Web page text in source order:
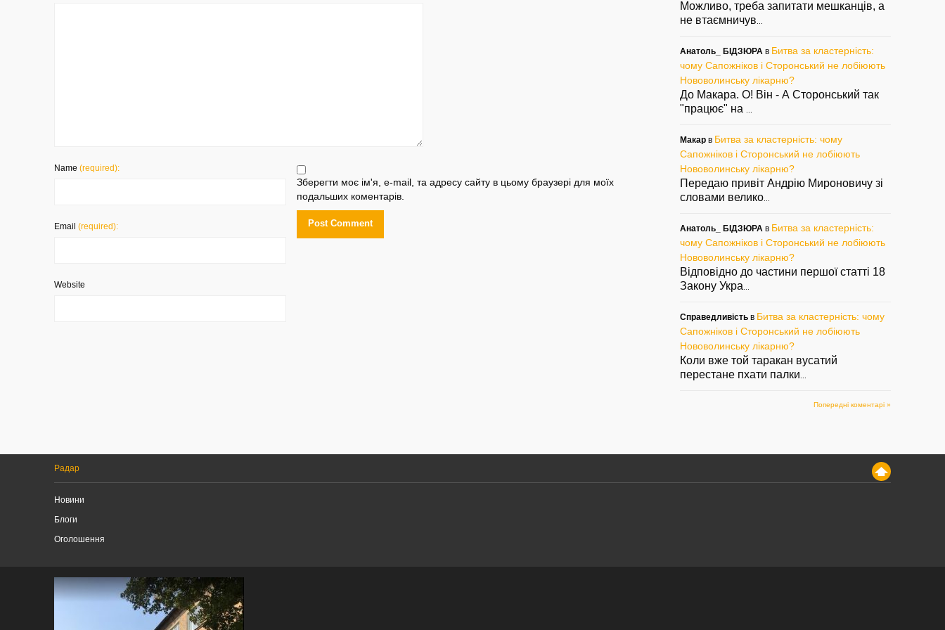
Name (required):
Email (required):
Website
Зберегти моє ім'я, e-mail, та адресу сайту в цьому браузері для моїх
подальших коментарів.
Можливо, треба запитати мешканців, а
не втаємничув
Анатоль_ БІДЗЮРА в Битва за кластерність:
чому Сапожніков і Сторонський не лобіюють
Нововолинську лікарню?
До Макара. О! Він - А Сторонський так
"працює" на
Макар в Битва за кластерність: чому
Сапожніков і Сторонський не лобіюють
Нововолинську лікарню?
Передаю привіт Андрію Мироновичу зі
словами велико
Анатоль_ БІДЗЮРА в Битва за кластерність:
чому Сапожніков і Сторонський не лобіюють
Нововолинську лікарню?
Відповідно до частини першої статті 18
Закону Укра
Справедливість в Битва за кластерність: чому
Сапожніков і Сторонський не лобіюють
Нововолинську лікарню?
Коли вже той таракан вусатий
перестане пхати палки
Попередні коментарі »
Радар
Новини
Блоги
Оголошення